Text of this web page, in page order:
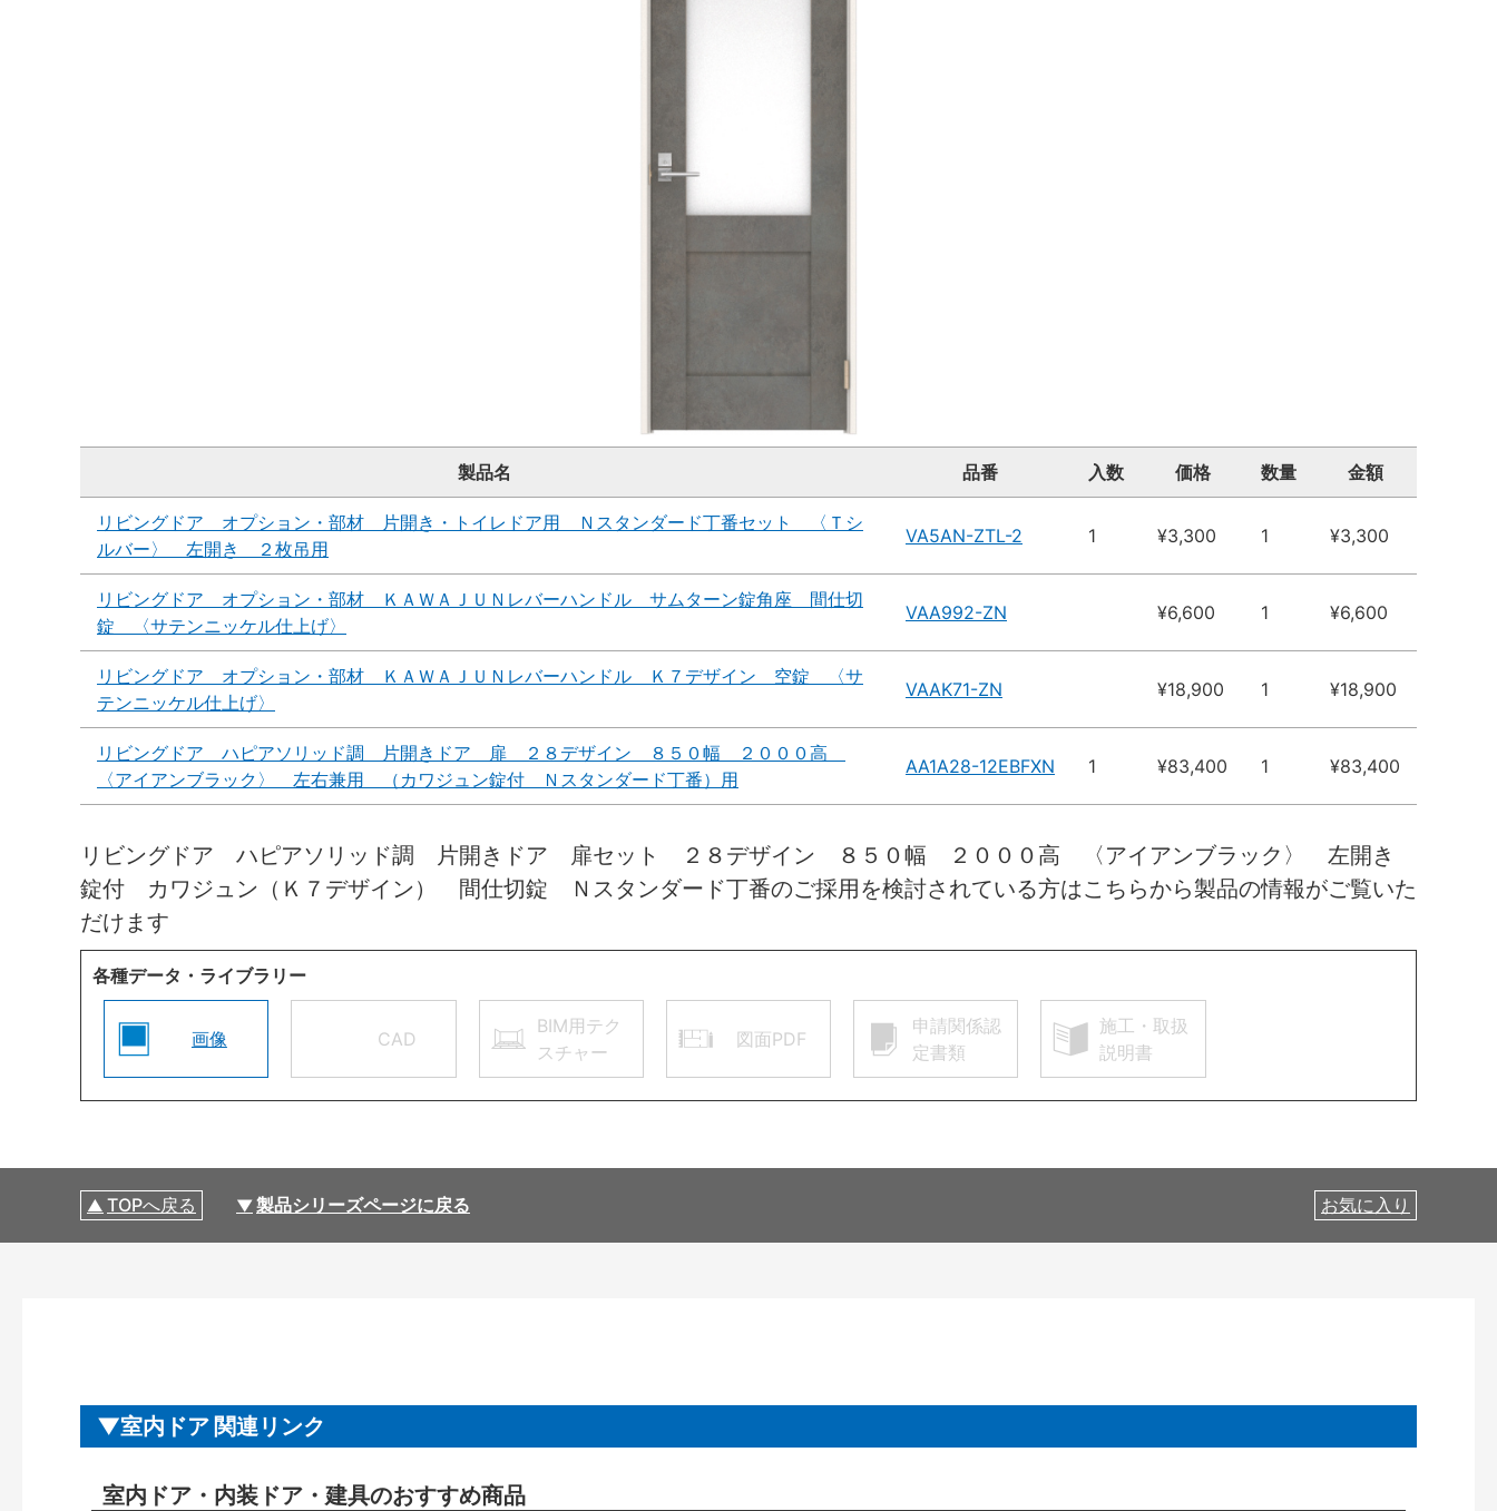
製品名 品番 入数 価格 数量 金額
リビングドア オプション・部材 片開き・トイレドア用 Ｎスタンダード丁番セット 〈Ｔシ
ルバー〉 左開き ２枚吊用
VA5AN-ZTL-2 1 ¥3,300 1 ¥3,300
リビングドア オプション・部材 ＫＡＷＡＪＵＮレバーハンドル サムターン錠角座 間仕切
錠 〈サテンニッケル仕上げ〉
VAA992-ZN ¥6,600 1 ¥6,600
リビングドア オプション・部材 ＫＡＷＡＪＵＮレバーハンドル Ｋ７デザイン 空錠 〈サ
テンニッケル仕上げ〉
VAAK71-ZN ¥18,900 1 ¥18,900
リビングドア ハピアソリッド調 片開きドア 扉 ２８デザイン ８５０幅 ２０００高
〈アイアンブラック〉 左右兼用 （カワジュン錠付 Ｎスタンダード丁番）用
AA1A28-12EBFXN 1 ¥83,400 1 ¥83,400
リビングドア ハピアソリッド調 片開きドア 扉セット ２８デザイン ８５０幅 ２０００高 〈アイアンブラック〉 左開き
錠付 カワジュン（Ｋ７デザイン） 間仕切錠 Ｎスタンダード丁番のご採用を検討されている方はこちらから製品の情報がご覧いた
だけます
各種データ・ライブラリー
画像 CAD
BIM用テク
スチャー
図面PDF
申請関係認
定書類
施工・取扱
説明書
TOPへ戻る 製品シリーズページに戻る お気に入り
室内ドア 関連リンク
室内ドア・内装ドア・建具のおすすめ商品